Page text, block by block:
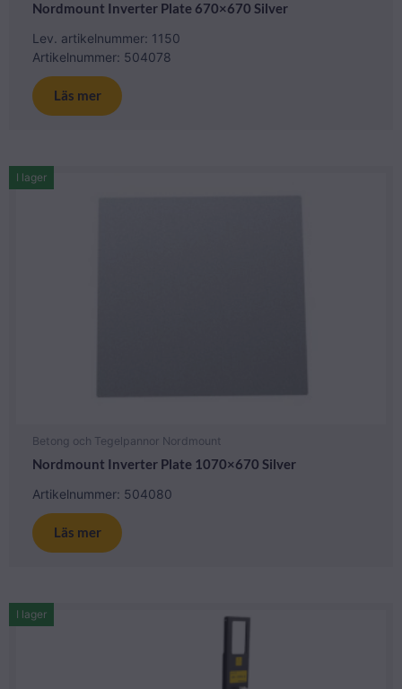
Nordmount Inverter Plate 670×670 Silver
Lev. artikelnummer: 1150
Artikelnummer: 504078
Läs mer
Betong och Tegelpannor Nordmount
Nordmount Inverter Plate 1070×670 Silver
Artikelnummer: 504080
I lager
Läs mer
I lager